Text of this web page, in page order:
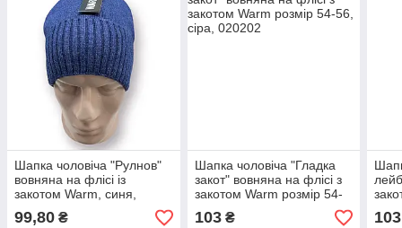
Шапка чоловіча "Рулнов"
вовняна на флісі із
закотом Warm, синя,
020102
99,80 ₴
Шапка чоловіча "Гладка
закот" вовняна на флісі з
закотом Warm розмір 54-
56, сіра, 020202
103₴
56,
103